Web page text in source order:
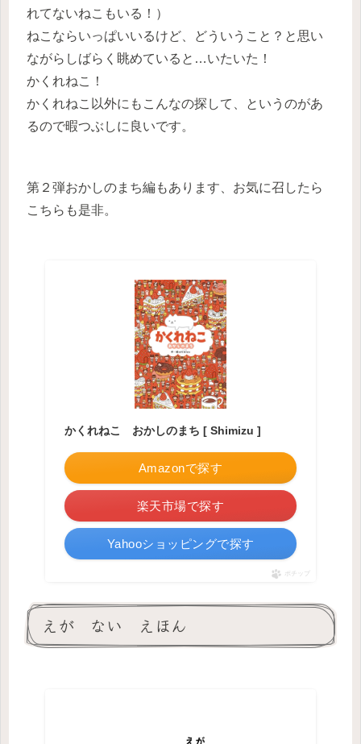
れてないねこもいる！）
ねこならいっぱいいるけど、どういうこと？と思い
ながらしばらく眺めていると…いたいた！
かくれねこ！
かくれねこ以外にもこんなの探して、というのがあ
るので暇つぶしに良いです。
第２弾おかしのまち編もあります、お気に召したら
こちらも是非。
かくれねこ おかしのまち [ Shimizu ]
Amazonで探す
楽天市場で探す
Yahooショッピングで探す
ポチップ
えが ない えほん